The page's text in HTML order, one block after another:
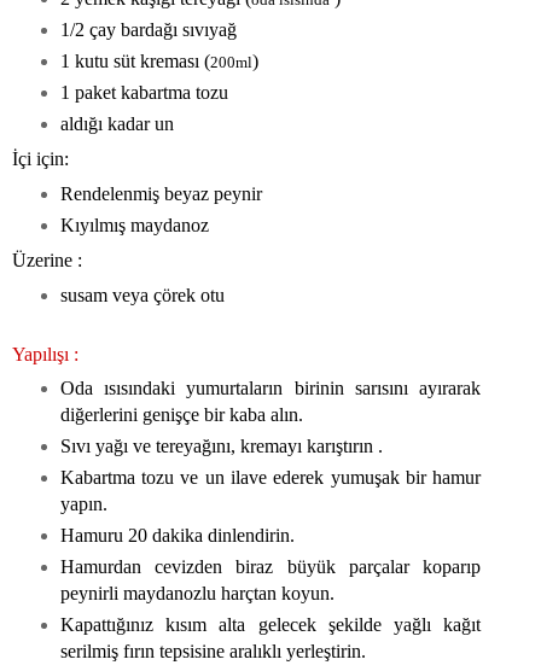
1/2 çay bardağı sıvıyağ
1 kutu süt kreması (200ml)
1 paket kabartma tozu
aldığı kadar un
İçi için:
Rendelenmiş beyaz peynir
Kıyılmış maydanoz
Üzerine :
susam veya çörek otu
Yapılışı :
Oda ısısındaki yumurtaların birinin sarısını ayırarak
diğerlerini genişçe bir kaba alın.
Sıvı yağı ve tereyağını, kremayı karıştırın .
Kabartma tozu ve un ilave ederek yumuşak bir hamur
yapın.
Hamuru 20 dakika dinlendirin.
Hamurdan cevizden biraz büyük parçalar koparıp
peynirli maydanozlu harçtan koyun.
Kapattığınız kısım alta gelecek şekilde yağlı kağıt
serilmiş fırın tepsisine aralıklı yerleştirin.